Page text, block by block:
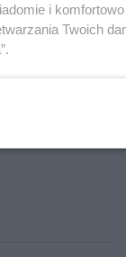
0
i
Twoich